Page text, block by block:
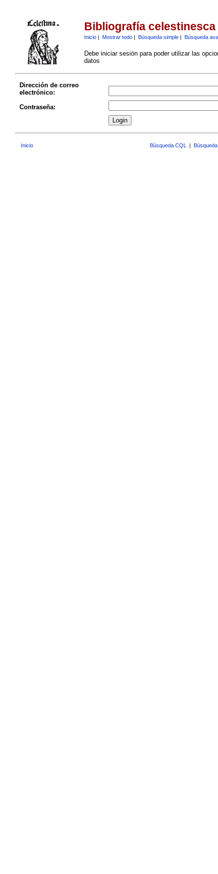
Bibliografía celestinesca
Inicio| Mostrar todo| Búsqueda simple| Búsqueda
Debe iniciar sesión para poder utilizar las
datos
Dirección de correo
electrónico:
Contraseña:
Inicio Búsqueda CQL |